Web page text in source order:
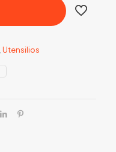
Utensilios